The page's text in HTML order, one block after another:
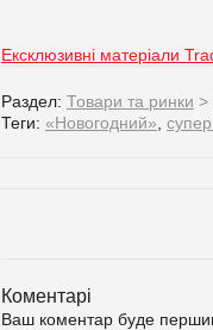
Ексклюзивні матеріали
Раздел: Товари та ринки >
Теги: «Новогодний»
Коментарі
Ваш коментар буде